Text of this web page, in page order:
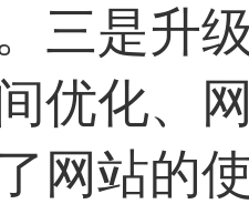
三是升
优化、
网站的